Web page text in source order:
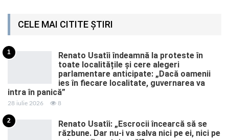
CELE MAI CITITE ȘTIRI
1
Renato Usatîi îndeamnă la proteste în
toate localitățile și cere alegeri
parlamentare anticipate: „Dacă oamenii
ies în fiecare localitate, guvernarea va
intra în panică”
28 iulie 2026 8
2
Renato Usatîi: „Escrocii încearcă să se
răzbune. Dar nu-i va salva nici pe ei, nici pe